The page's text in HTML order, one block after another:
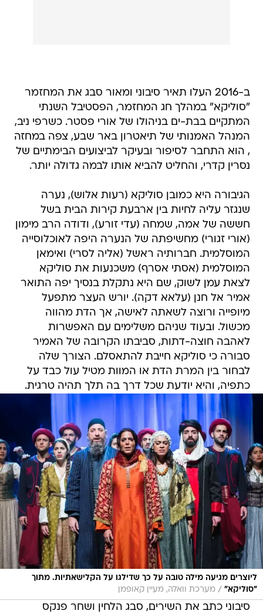
ב-2016 העלו תאיר סיבוני ומאור סבג את המחזמר
"סוליקא" במהלך חג המחזמר, הפסטיבל השנתי
המתקיים בבת-ים בניהולו של אורי פסטר. כשרפי ניב,
המנהל האמנותי של תיאטרון באר שבע, צפה במחזה
, הוא התחבר לסיפור ובעיקר לביצועים הבימתיים של
נסרין קדרי, והחליט להביא אותו לבמה גדולה יותר.
הגיבורה היא כמובן סוליקא (רעות אלוש), נערה
שנגזר עליה לחיות בין ארבעת קירות הבית בשל
חששה של אמה, שמחה (עדי זורע), ודודה הרב מימון
(אורי זגורי) מחשיפתה של הנערה היפה לאוכלוסייה
המוסלמית. חברותיה ראשל (אליה לסרי) ואימאן
המוסלמית (אסתי אסרף) משכנעות את סוליקא
לצאת עמן לשוק, שם היא נתקלת בנסיך יפה התואר
אמיר אל חנן (עלאא דקה). יורש העצר מתפעל
מיופייה ורוצה לשאתה לאישה, אך הדת מהווה
מכשול. ובעוד שניהם משלימים עם האפשרות
לאהבה חוצה-דתות, סביבתו הקרובה של האמיר
סבורה כי סוליקא חייבת להתאסלם. הצורך שלה
לבחור בין המרת הדת או המוות מטיל עול כבד על
כתפיה, והיא יודעת שכל דרך בה תלך תהיה טרגית.
ליוצרים מגיעה מילה טובה על כך שדילגו על הקלישאתיות. מתוך
"סוליקא" / מערכת וואלה, מעיין קאופמן
סיבוני כתב את השירים, סבג הלחין ושחר פנקס